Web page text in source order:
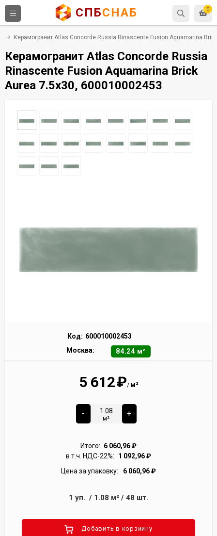
0
СПБСНАБ
Керамогранит Atlas Concorde Russia Rinascente Fusion Aquamarina
Керамогранит Atlas Concorde Russia
Rinascente Fusion Aquamarina Brick
Aurea 7.5x30, 600010002453
Код: 600010002453
Москва:
84.24 м²
5 612₽/ м²
-
м²
+
Итого: 6 060,96₽
в т.ч. НДС-22%:
1 092,96₽
Цена за упаковку:
6 060,96₽
1 уп. / 1.08 м² / 48 шт.
Добавить в корзиину